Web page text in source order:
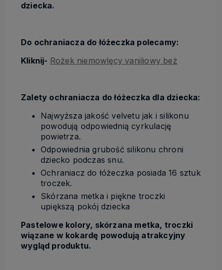
dziecka.
Do ochraniacza do łóżeczka polecamy:
Kliknij- Rożek niemowlęcy vaniliowy beż
Zalety ochraniacza do łóżeczka dla dziecka:
Najwyższa jakość velvetu jak i silikonu
powodują odpowiednią cyrkulację
powietrza.
Odpowiednia grubość silikonu chroni
dziecko podczas snu.
Ochraniacz do łóżeczka posiada 16 sztuk
troczek.
Skórzana metka i piękne troczki
upiększą pokój dziecka
Pastelowe kolory, skórzana metka, troczki
wiązane w kokardę powodują atrakcyjny
wygląd produktu.